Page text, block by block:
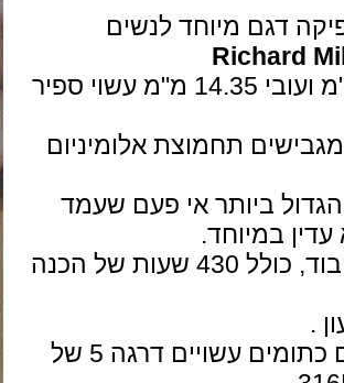
דגם מיוחד לנשים
השעון בגודל 46.75 מ"מ על 32.90 מ"מ ועובי 14.35 מ"מ עשוי ספיר
נוצר מגבישים תחמוצת אלומיניום
ביותר אי פעם שעמד
במיוחד.
יצירת הקייס לקח מעל 40 ימים של עיבוד, כולל 430 שעות של הכנה
גוף השעון מורכב באמצעות 24 ברגים כתומים עשויים דרגה 5 של